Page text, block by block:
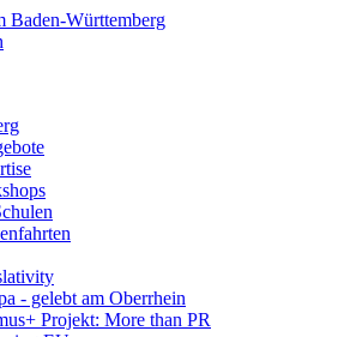
- gelebt am Oberrhein
Projekt: More than PR